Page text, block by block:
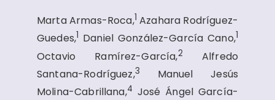
Marta Armas-Roca,1 Azahara Rodríguez-
Guedes,1 Daniel González-García Cano,1
Octavio Ramírez-García,2
Alfredo
Santana-Rodríguez,3
Manuel Jesús
Molina-Cabrillana,4 José Ángel García-